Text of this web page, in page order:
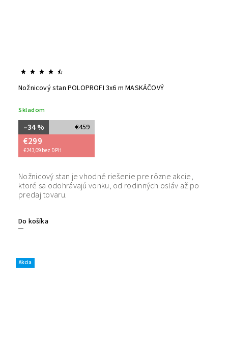
Nožnicový stan POLOPROFI 3x6 m MASKÁČOVÝ
Skladom
€459
–34 %
€299
€243,09 bez DPH
Do košíka
Nožnicový stan je vhodné riešenie pre rôzne akcie,
ktoré sa odohrávajú vonku, od rodinných osláv až po
predaj tovaru.
Akcia